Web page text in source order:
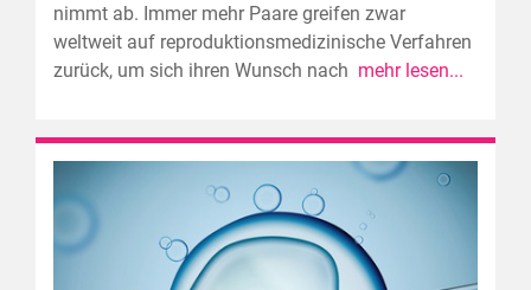
nimmt ab. Immer mehr Paare greifen zwar
weltweit auf reproduktionsmedizinische Verfahren
zurück, um sich ihren Wunsch nach mehr lesen...